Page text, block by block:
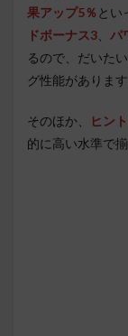
果アップ5％ とい
ドボーナス3
パ
るので、だいた
グ性能がありま
そのほか、 ヒン
的に高い水準で